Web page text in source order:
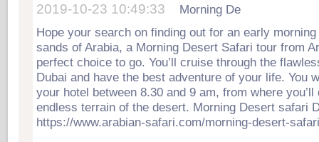
2019-10-23 10:49:33 Morning De
Hope your search on finding out for an early
sands of Arabia, a Morning Desert Safari tour from
perfect choice to go. You’ll cruise through the
Dubai and have the best adventure of your life. You
your hotel between 8.30 and 9 am, from where
endless terrain of the desert. Morning Desert safari
https://www.arabian-safari.com/morning-desert-